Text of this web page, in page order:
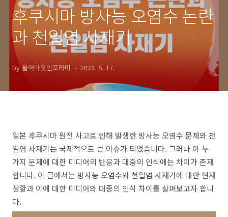
후쿠시마 방사능 오염수 논란
과 천일염 사재기
by 올어바웃인포라미 2023. 6. 17.
일본 후쿠시마 원전 사고로 인해 발생한 방사능 오염수 문제와 천
일염 사재기는 국제적으로 큰 이슈가 되었습니다. 그러나 이 두
가지 문제에 대한 미디어의 반응과 대중의 인식에는 차이가 존재
합니다. 이 글에서는 방사능 오염수와 천일염 사재기에 대한 현재
상황과 이에 대한 미디어와 대중의 인식 차이를 살펴보고자 합니
다.